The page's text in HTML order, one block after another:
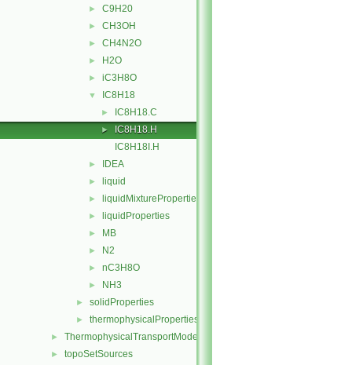
► C9H20
► CH3OH
► CH4N2O
► H2O
► iC3H8O
▼ IC8H18
► IC8H18.C
►
IC8H18.H
IC8H18I.H
► IDEA
► liquid
► liquidMixtureProperties
► liquidProperties
► MB
► N2
► nC3H8O
► NH3
► solidProperties
► thermophysicalProperties
► ThermophysicalTransportModels
► topoSetSources